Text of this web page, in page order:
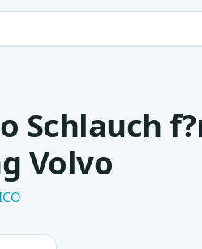
Schlauch
Volvo